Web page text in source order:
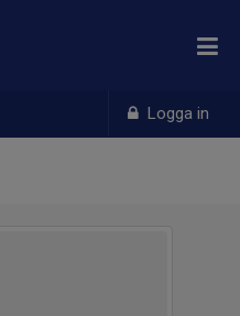
Logga in